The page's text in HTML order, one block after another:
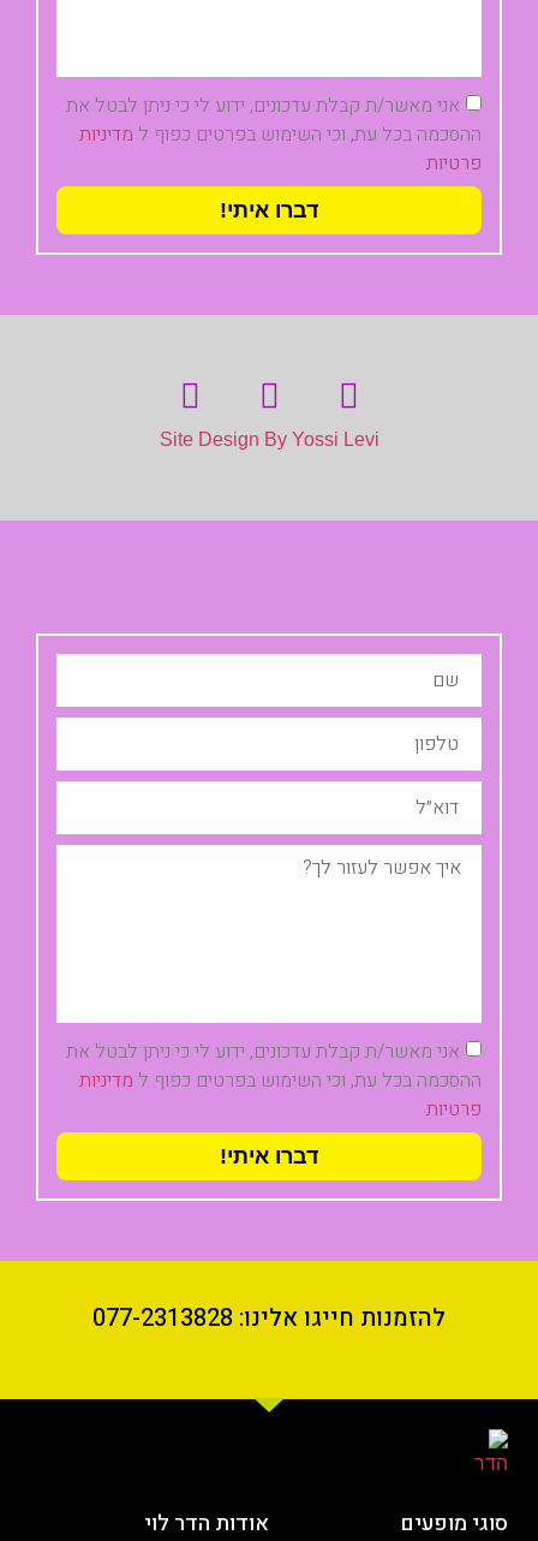
אני מאשר/ת קבלת עדכונים, ידוע לי כי ניתן לבטל את
ההסכמה בכל עת, וכי השימוש בפרטים כפוף ל מדיניות
פרטיות
דברו איתי!
Site Design By Yossi Levi
אני מאשר/ת קבלת עדכונים, ידוע לי כי ניתן לבטל את
ההסכמה בכל עת, וכי השימוש בפרטים כפוף ל מדיניות
פרטיות
דברו איתי!
להזמנות חייגו אלינו: 077-2313828
סוגי מופעים אודות הדר לוי